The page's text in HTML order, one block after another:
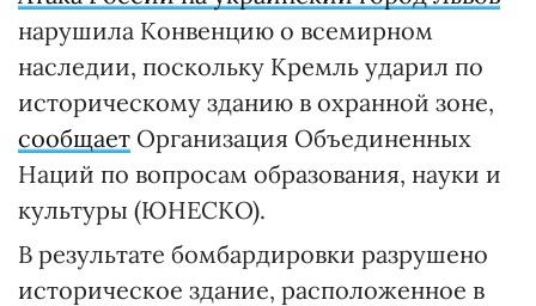
нарушила Конвенцию о всемирном
наследии, поскольку Кремль ударил по
историческому зданию в охранной зоне,
сообщает Организация Объединенных
Наций по вопросам образования, науки и
культуры (ЮНЕСКО).
В результате бомбардировки разрушено
историческое здание, расположенное в